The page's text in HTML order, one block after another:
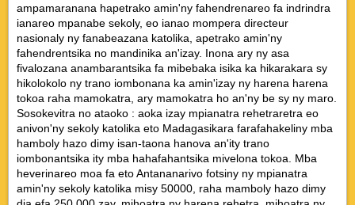
ampamaranana hapetrako amin'ny fahendrenareo fa indrindra
ianareo mpanabe sekoly, eo ianao mompera directeur
nasionaly ny fanabeazana katolika, apetrako amin'ny
fahendrentsika no mandinika an'izay. Inona ary ny asa
fivalozana anambarantsika fa mibebaka isika ka hikarakara sy
hikolokolo ny trano iombonana ka amin'izay ny harena harena
tokoa raha mamokatra, ary mamokatra ho an'ny be sy ny maro.
Sosokevitra no ataoko : aoka izay mpianatra rehetraretra eo
anivon'ny sekoly katolika eto Madagasikara farafahakeliny mba
hamboly hazo dimy isan-taona hanova an'ity trano
iombonantsika ity mba hahafahantsika mivelona tokoa. Mba
heverinareo moa fa eto Antananarivo fotsiny ny mpianatra
amin'ny sekoly katolika misy 50000, raha mamboly hazo dimy